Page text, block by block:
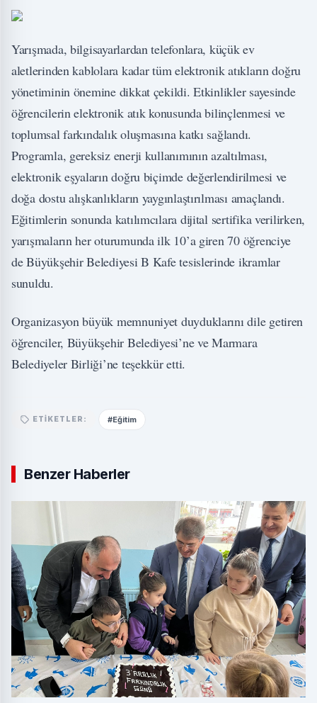
Yarışmada, bilgisayarlardan telefonlara, küçük ev
aletlerinden kablolara kadar tüm elektronik atıkların doğru
yönetiminin önemine dikkat çekildi. Etkinlikler sayesinde
öğrencilerin elektronik atık konusunda bilinçlenmesi ve
toplumsal farkındalık oluşmasına katkı sağlandı.
Programla, gereksiz enerji kullanımının azaltılması,
elektronik eşyaların doğru biçimde değerlendirilmesi ve
doğa dostu alışkanlıkların yaygınlaştırılması amaçlandı.
Eğitimlerin sonunda katılımcılara dijital sertifika verilirken,
yarışmaların her oturumunda ilk 10’a giren 70 öğrenciye
de Büyükşehir Belediyesi B Kafe tesislerinde ikramlar
sunuldu.
Organizasyon büyük memnuniyet duyduklarını dile getiren
öğrenciler, Büyükşehir Belediyesi’ne ve Marmara
Belediyeler Birliği’ne teşekkür etti.
ETIKETLER: #Eğitim
Benzer Haberler